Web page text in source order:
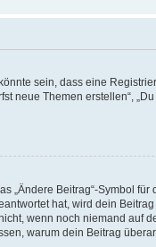
sein, dass eine
neue Themen erstellen“, „Du
„Ändere Beitrag“-Symbol für
hat, wird dein
wenn noch niemand auf
warum dein Beitrag